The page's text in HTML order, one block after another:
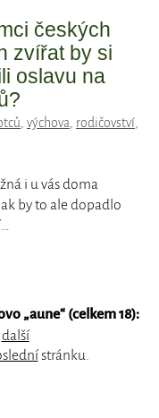
českých
zvířat by si
oslavu na
, výchova, rodičovství,
i u vás doma
by to ale dopadlo
„aune“ (celkem 18):
další
stránku.